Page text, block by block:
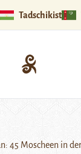
Tadschikistan
45 Moscheen in